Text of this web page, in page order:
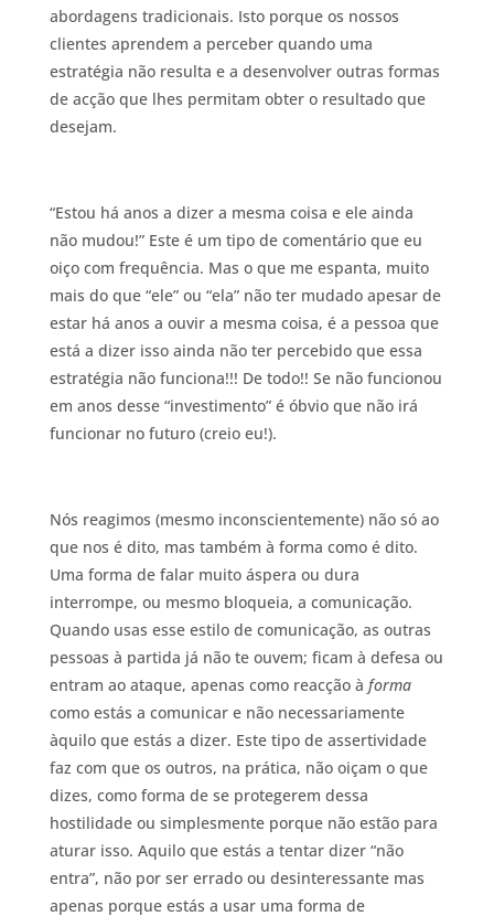
abordagens tradicionais. Isto porque os nossos
clientes aprendem a perceber quando uma
estratégia não resulta e a desenvolver outras formas
de acção que lhes permitam obter o resultado que
desejam.
“Estou há anos a dizer a mesma coisa e ele ainda
não mudou!” Este é um tipo de comentário que eu
oiço com frequência. Mas o que me espanta, muito
mais do que “ele” ou “ela” não ter mudado apesar de
estar há anos a ouvir a mesma coisa, é a pessoa que
está a dizer isso ainda não ter percebido que essa
estratégia não funciona!!! De todo!! Se não funcionou
em anos desse “investimento” é óbvio que não irá
funcionar no futuro (creio eu!).
Nós reagimos (mesmo inconscientemente) não só ao
que nos é dito, mas também à forma como é dito.
Uma forma de falar muito áspera ou dura
interrompe, ou mesmo bloqueia, a comunicação.
Quando usas esse estilo de comunicação, as outras
pessoas à partida já não te ouvem; ficam à defesa ou
entram ao ataque, apenas como reacção à forma
como estás a comunicar e não necessariamente
àquilo que estás a dizer. Este tipo de assertividade
faz com que os outros, na prática, não oiçam o que
dizes, como forma de se protegerem dessa
hostilidade ou simplesmente porque não estão para
aturar isso. Aquilo que estás a tentar dizer “não
entra”, não por ser errado ou desinteressante mas
apenas porque estás a usar uma forma de